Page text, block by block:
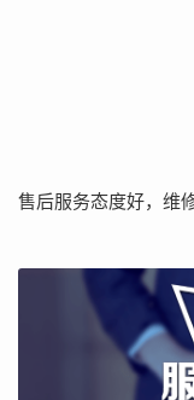
售后服务态度好，维